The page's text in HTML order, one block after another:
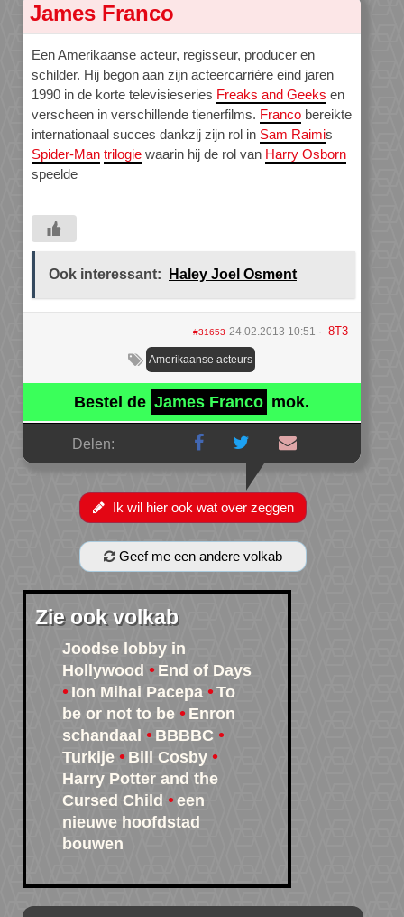
James Franco
Een Amerikaanse acteur, regisseur, producer en
schilder. Hij begon aan zijn acteercarrière eind jaren
1990 in de korte televisieseries Freaks and Geeks en
verscheen in verschillende tienerfilms. Franco bereikte
internationaal succes dankzij zijn rol in Sam Raimis
Spider-Man trilogie waarin hij de rol van Harry Osborn
speelde
Ook interessant: Haley Joel Osment
#31653 24.02.2013 10:51 8T3
Amerikaanse acteurs
Bestel de James Franco mok.
Delen:
Ik wil hier ook wat over zeggen
Geef me een andere volkab
Zie ook volkab
Joodse lobby in
Hollywood
End of Days
Ion Mihai Pacepa
To
be or not to be
Enron
schandaal
BBBBC
Turkije
Bill Cosby
Harry Potter and the
Cursed Child
een
nieuwe hoofdstad
bouwen